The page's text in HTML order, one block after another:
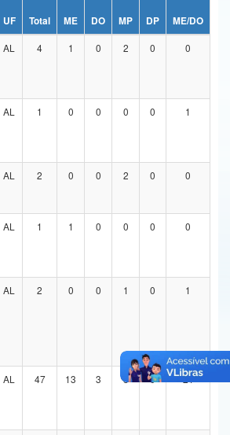
Inovações e Comunicações
Regional
e dos Direitos Humanos
UF Total ME DO MP DP ME/DO
AL 4 1 0 2 0 0
AL 1 0 0 0 0 1
AL 2 0 0 2 0 0
AL 1 1 0 0 0 0
AL 2 0 0 1 0 1
AL 47 13 3 8 0 21